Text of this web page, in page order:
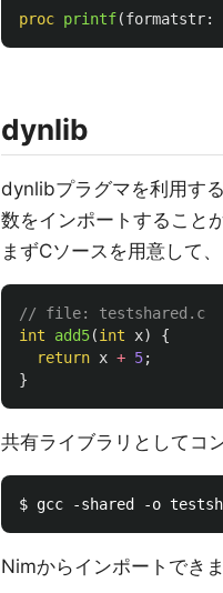
proc printf(formatstr:
dynlib
dynlibプラグマを利用す
数をインポートすること
まずCソースを用意して、
// file: testshared.c
int
add5(int x)
{
return x + 5;
}
共有ライブラリとしてコ
Nimからインポートできま